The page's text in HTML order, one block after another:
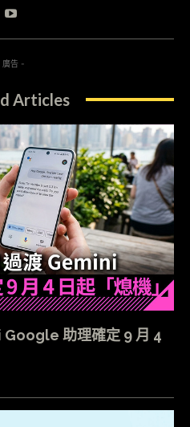
廣告 -
Articles
Google 助理確定 9 月 4